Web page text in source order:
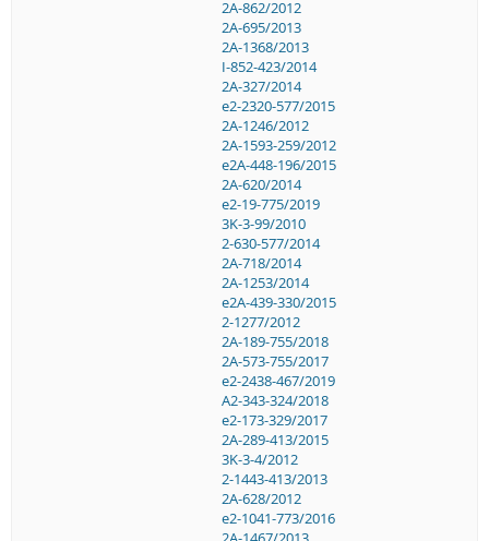
2A-862/2012
2A-695/2013
2A-1368/2013
I-852-423/2014
2A-327/2014
e2-2320-577/2015
2A-1246/2012
2A-1593-259/2012
e2A-448-196/2015
2A-620/2014
e2-19-775/2019
3K-3-99/2010
2-630-577/2014
2A-718/2014
2A-1253/2014
e2A-439-330/2015
2-1277/2012
2A-189-755/2018
2A-573-755/2017
e2-2438-467/2019
A2-343-324/2018
e2-173-329/2017
2A-289-413/2015
3K-3-4/2012
2-1443-413/2013
2A-628/2012
e2-1041-773/2016